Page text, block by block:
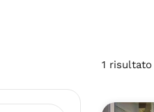
1 risultato